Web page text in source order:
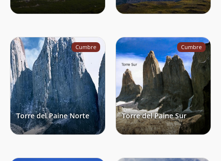
Cumbre
Torre del Paine Norte
Cumbre
Torre del Paine Sur